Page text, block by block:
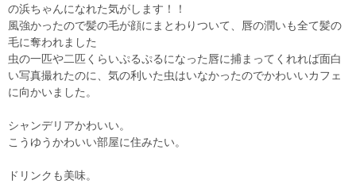
の浜ちゃんになれた気がします！！
風強かったので髪の毛が顔にまとわりついて、唇の潤いも全て髪の
毛に奪われました
虫の一匹や二匹くらいぷるぷるになった唇に捕まってくれれば面白
い写真撮れたのに、気の利いた虫はいなかったのでかわいいカフェ
に向かいました。
シャンデリアかわいい。
こうゆうかわいい部屋に住みたい。
ドリンクも美味。